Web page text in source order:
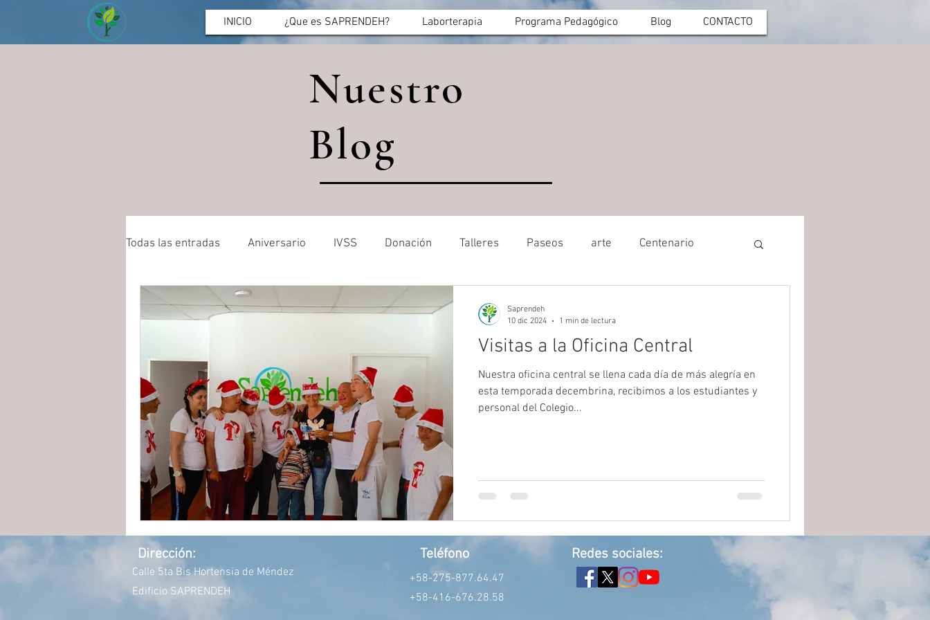
INICIO ¿Que es SAPRENDEH? Laborterapia Programa Pedagógico Blog CONTACTO
Nuestro
Blog
Todas las entradas Aniversario IVSS Donación Talleres Paseos arte Centenario
Asamblea
Visitas a la Oficina Central
Nuestra oficina central se llena cada día de más alegría en
esta temporada decembrina, recibimos a los estudiantes y
personal del Colegio...
Saprendeh
10 dic 2024
1 min de lectura
Dirección:
Calle 5ta Bis Hortensia de Méndez
Edificio SAPRENDEH
Teléfono Redes sociales:
+58-275-877.64.47
+58-416-676.28.58